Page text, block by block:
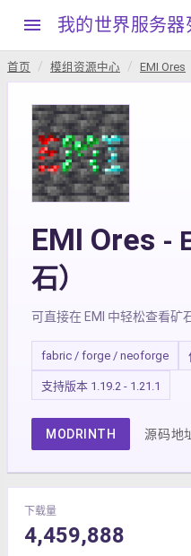
menu 我的世界服务器
首页 模组资源中心 EMI Ores
EMI Ores -
石）
可直接在 EMI 中轻松查看矿
fabric / forge / neoforge
支持版本 1.19.2 - 1.21.1
MODRINTH 源码地
下载量
4,459,888